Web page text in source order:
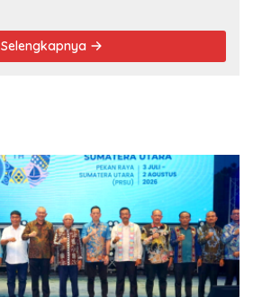
Selengkapnya